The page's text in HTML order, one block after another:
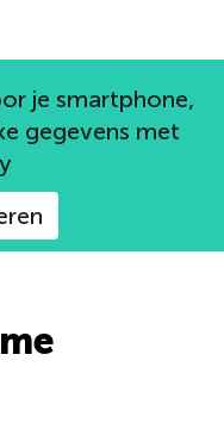
official blog
je smartphone,
gegevens met